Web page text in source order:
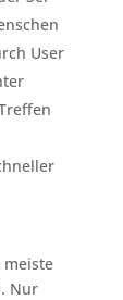
User
Nur